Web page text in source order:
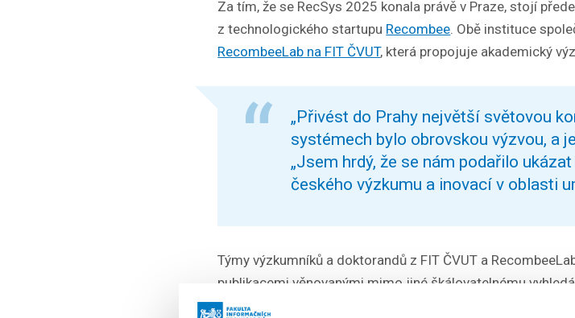
Za tím, že se RecSys 2025 konala právě v Praze, stojí
z technologického startupu Recombee. Obě instituce
RecombeeLab na FIT ČVUT, která propojuje akademický
„Přivést do Prahy největší světovou
systémech bylo obrovskou výzvou, a
„Jsem hrdý, že se nám podařilo
českého výzkumu a inovací v oblasti
Týmy výzkumníků a doktorandů z FIT ČVUT a
publikacemi věnovanými mimo jiné škálovatelnému
pravděpodobnostnímu modelování a odhadu nejistoty,